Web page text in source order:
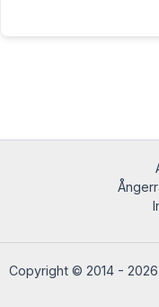
Copyright © 2014 - 2026